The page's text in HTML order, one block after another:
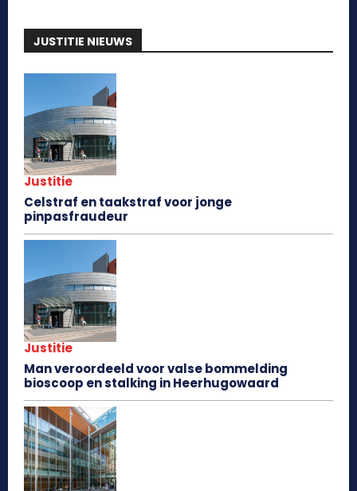
JUSTITIE NIEUWS
Justitie
Celstraf en taakstraf voor jonge
pinpasfraudeur
Justitie
Man veroordeeld voor valse bommelding
bioscoop en stalking in Heerhugowaard